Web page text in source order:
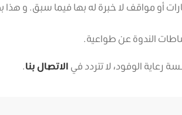
أو مواقف لا خبرة له بها فيما سبق. و هذا
الندوة عن طواعية.
رعاية الوفود، لا تتردد في الاتصال بنا.